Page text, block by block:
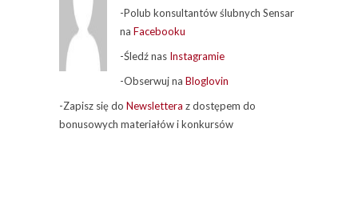
-Polub konsultantów ślubnych Sensar
na Facebooku
-Śledź nas Instagramie
-Obserwuj na Bloglovin
-Zapisz się do Newslettera z dostępem do
bonusowych materiałów i konkursów